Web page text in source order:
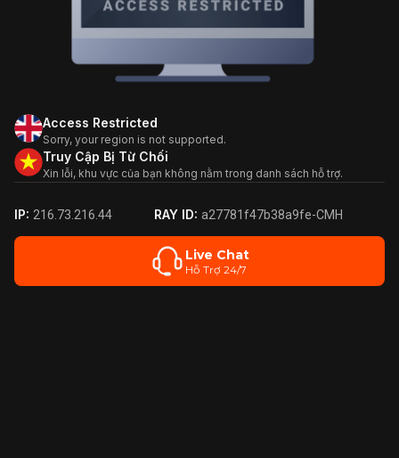
Access Restricted
Sorry, your region is not supported.
Truy Cập Bị Từ Chối
Xin lỗi, khu vực của bạn không nằm trong danh sách hỗ trợ.
IP: 216.73.216.44 RAY ID: a27781f47b38a9fe-CMH
Live Chat
Hỗ Trợ 24/7